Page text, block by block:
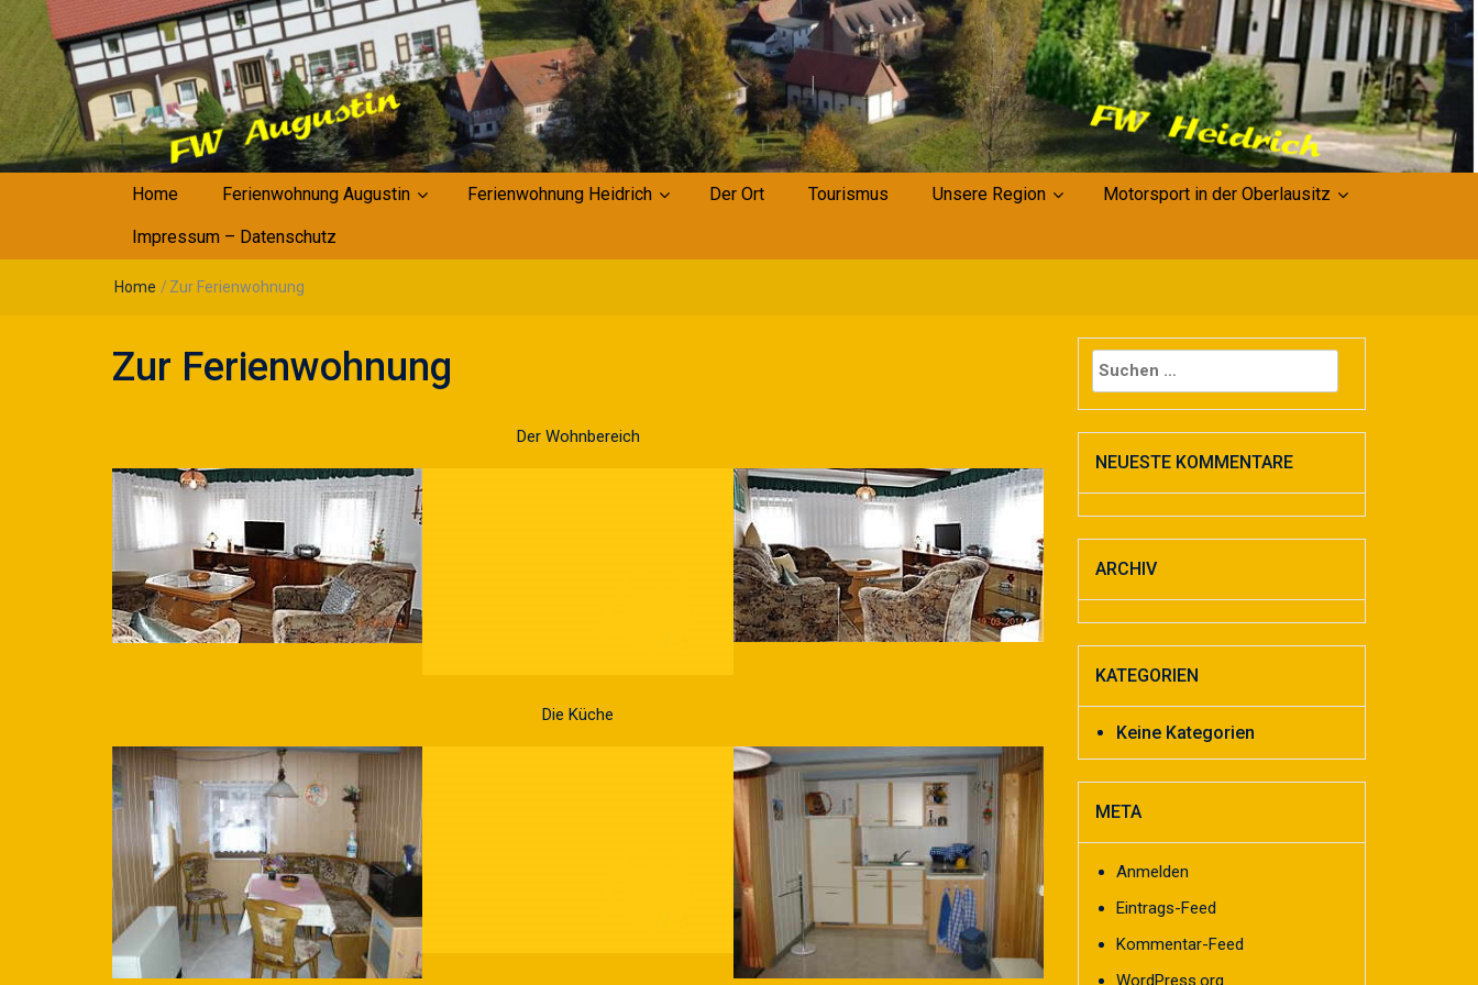
Home Ferienwohnung Augustin Ferienwohnung Heidrich Der Ort Tourismus Unsere Region Motorsport in der Oberlausitz
Impressum – Datenschutz
Home / Zur Ferienwohnung
Zur Ferienwohnung
Der Wohnbereich
Die Küche
Suchen
nach:
NEUESTE KOMMENTARE
ARCHIV
KATEGORIEN
Keine Kategorien
META
Anmelden
Eintrags-Feed
Kommentar-Feed
WordPress.org